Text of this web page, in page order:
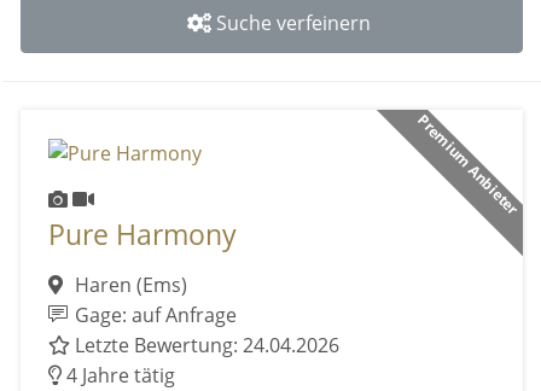
Suche verfeinern
Premium Anbieter
Pure Harmony
Haren (Ems)
Gage: auf Anfrage
Letzte Bewertung: 24.04.2026
4 Jahre tätig